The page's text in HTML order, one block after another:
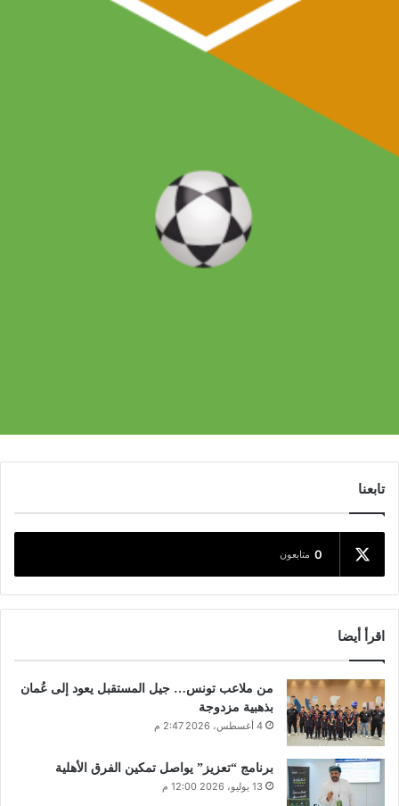
تابعنا
0 متابعون
اقرأ أيضا
من ملاعب تونس… جيل المستقبل يعود إلى عُمان
بذهبية مزدوجة
4 أغسطس، 2026 2:47 م
برنامج “تعزيز” يواصل تمكين الفرق الأهلية
13 يوليو، 2026 12:00 م